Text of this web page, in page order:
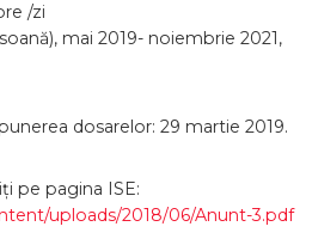
/zi
mai 2019- noiembrie 2021,
dosarelor: 29 martie 2019.
pe pagina ISE:
uploads/2018/06/Anunt-3.pdf